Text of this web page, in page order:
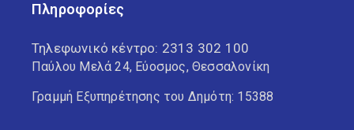
Πληροφορίες
Τηλεφωνικό κέντρο: 2313 302 100
Παύλου Μελά 24, Εύοσμος, Θεσσαλονίκη
Γραμμή Εξυπηρέτησης του Δημότη: 15388